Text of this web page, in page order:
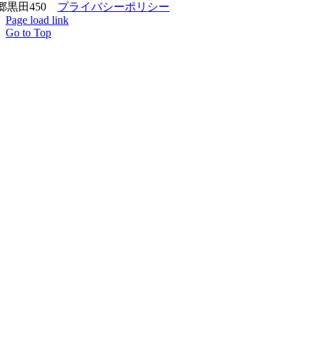
黒田450 プライバシーポリシー
Page load link
Go to Top